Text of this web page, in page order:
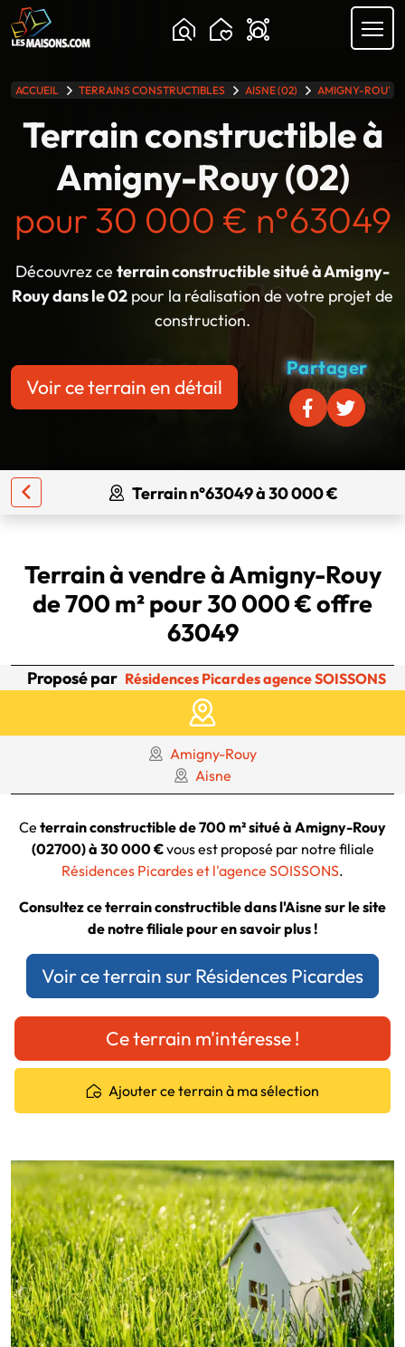
Chargement...
ACCUEIL TERRAINS CONSTRUCTIBLES AISNE (02) AMIGNY-ROUY
Terrain constructible à
Amigny-Rouy (02)
pour 30 000 € n°63049
Découvrez ce terrain constructible situé à Amigny-
Rouy dans le 02 pour la réalisation de votre projet de
construction.
Voir ce terrain en détail
Partager
Terrain n°63049 à 30 000 €
Terrain à vendre à Amigny-Rouy
de 700 m² pour 30 000 € offre
63049
Proposé par Résidences Picardes agence SOISSONS
Amigny-Rouy
Aisne
Ce terrain constructible de 700 m² situé à Amigny-Rouy
(02700) à 30 000 €vous est proposé par notre filiale
Résidences Picardes et l'agence SOISSONS.
Consultez ce terrain constructible dans l'Aisne sur le site
de notre filiale pour en savoir plus !
Voir ce terrain sur Résidences Picardes
Ce terrain m'intéresse !
Ajouter ce terrain à ma sélection